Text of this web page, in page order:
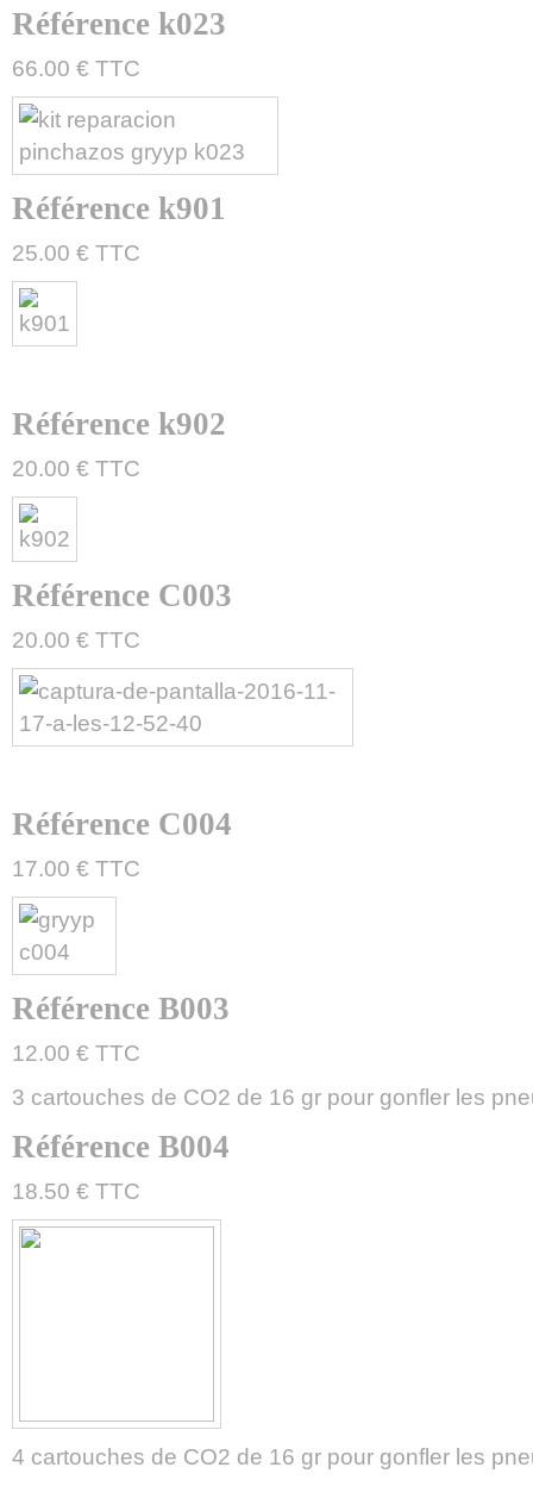
Référence k023
66.00 € TTC
Référence k901
25.00 € TTC
Référence k902
20.00 € TTC
Référence C003
20.00 € TTC
Référence C004
17.00 € TTC
Référence B003
12.00 € TTC
3 cartouches de CO2 de 16 gr pour gonfler les
Référence B004
18.50 € TTC
4 cartouches de CO2 de 16 gr pour gonfler les